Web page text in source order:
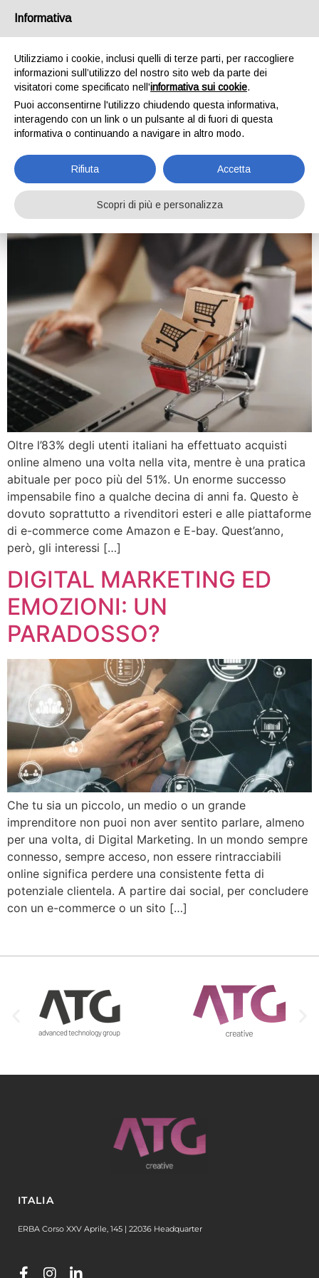
ATG Creative
Agenzia web
Tag:social
E-COMMERCE ED APP: LA
NUOVA FRONTIERA DEL
BUSINESS ONLINE
Oltre l’83% degli utenti italiani ha effettuato acquisti
online almeno una volta nella vita, mentre è una pratica
abituale per poco più del 51%. Un enorme successo
impensabile fino a qualche decina di anni fa. Questo è
dovuto soprattutto a rivenditori esteri e alle piattaforme
di e-commerce come Amazon e E-bay. Quest’anno,
però, gli interessi […]
DIGITAL MARKETING ED
EMOZIONI: UN
PARADOSSO?
Che tu sia un piccolo, un medio o un grande
imprenditore non puoi non aver sentito parlare, almeno
per una volta, di Digital Marketing. In un mondo sempre
connesso, sempre acceso, non essere rintracciabili
online significa perdere una consistente fetta di
potenziale clientela. A partire dai social, per concludere
con un e-commerce o un sito […]
ITALIA
ERBA Corso XXV Aprile, 145 | 22036 Headquarter
Informativa
Utilizziamo i cookie, inclusi quelli di terze parti, per raccogliere
informazioni sull’utilizzo del nostro sito web da parte dei
visitatori come specificato nell'informativa sui cookie.
Puoi acconsentirne l'utilizzo chiudendo questa informativa,
interagendo con un link o un pulsante al di fuori di questa
informativa o continuando a navigare in altro modo.
Rifiuta Accetta
Scopri di più e personalizza